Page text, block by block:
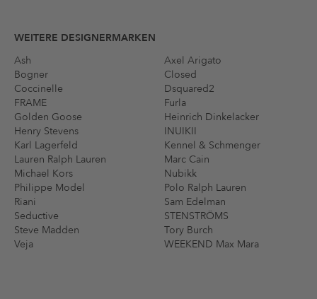
WEITERE DESIGNERMARKEN
Ash
Axel Arigato
Bogner
Closed
Coccinelle
Dsquared2
FRAME
Furla
Golden Goose
Heinrich Dinkelacker
Henry Stevens
INUIKII
Karl Lagerfeld
Kennel & Schmenger
Lauren Ralph Lauren
Marc Cain
Michael Kors
Nubikk
Philippe Model
Polo Ralph Lauren
Riani
Sam Edelman
Seductive
STENSTRÖMS
Steve Madden
Tory Burch
Veja
WEEKEND Max Mara